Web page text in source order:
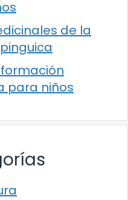
de la
para niños